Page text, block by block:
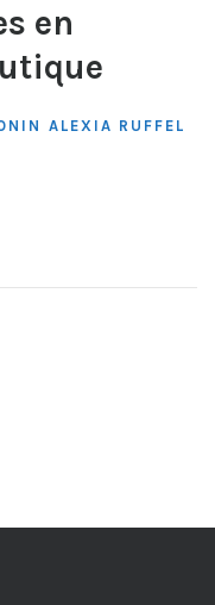
en
ALEXIA RUFFEL